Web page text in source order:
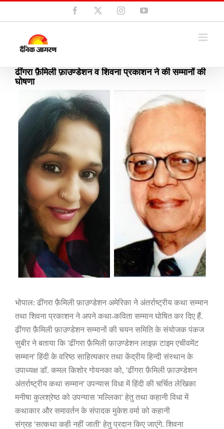
Skip
to
Facebook InstagramYouTube
ढींगरा फ़ैमिली फ़ाउण्डेशन व शिवना प्रकाशन ने की सम्मानों की
घोषणा
Larger
Image
भोपाल: ढींगरा फ़ैमिली फ़ाउण्डेशन अमेरिका ने अंतर्राष्ट्रीय कथा सम्मान
तथा शिवना प्रकाशन ने अपने कथा-कविता सम्मान घोषित कर दिए हैं.
ढींगरा फ़ैमिली फ़ाउण्डेशन सम्मानों की चयन समिति के संयोजक पंकज
सुबीर ने बताया कि 'ढींगरा फ़ैमिली फ़ाउण्डेशन लाइफ़ टाइम एचीवमेंट
सम्मान' हिंदी के वरिष्ठ साहित्यकार तथा केंद्रीय हिन्दी संस्थान के
उपाध्यक्ष डॉ. कमल किशोर गोयनका को, 'ढींगरा फ़ैमिली फ़ाउण्डेशन
अंतर्राष्ट्रीय कथा सम्मान' उपन्यास विधा में हिंदी की चर्चित लेखिका
मनीषा कुलश्रेष्ठ को उपन्यास 'मल्लिका' हेतु तथा कहानी विधा में
कथाकार और समावर्तन के संपादक मुकेश वर्मा को कहानी
संग्रह 'सत्कथा कही नहीं जाती' हेतु प्रदान किए जाएंगे. शिवना